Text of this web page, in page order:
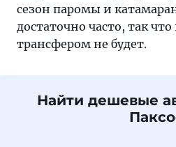
сезон паромы и
достаточно часто, так
трансфером не будет.
Найти дешевые